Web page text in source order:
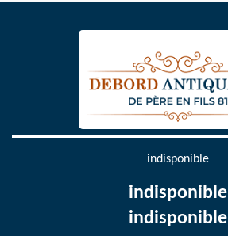
indisponible
indisponible
indisponible